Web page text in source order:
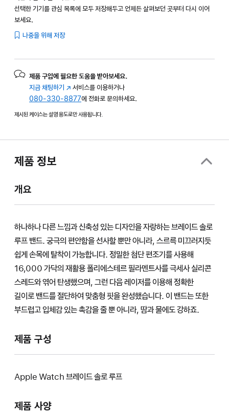
선택한 기기를 관심 목록에 모두 저장해두고 언제든 살펴보던 곳부터 다시 이어
보세요.
나중을 위해 저장
제품 구입에 필요한 도움을 받아보세요.
지금 채팅하기 (새
창에서
열림)
서비스를 이용하거나
080-330-8877에 전화로 문의하세요.
제시된 케이스는 설명 용도로만 사용됩니다.
제품 정보
개요
하나하나 다른 느낌과 신축성 있는 디자인을 자랑하는 브레이드 솔로
루프 밴드. 궁극의 편안함을 선사할 뿐만 아니라, 스르륵 미끄러지듯
쉽게 손목에 탈착이 가능합니다. 정밀한 첨단 편조기를 사용해
16,000 가닥의 재활용 폴리에스테르 필라멘트사를 극세사 실리콘
스레드와 엮어 탄생했으며, 그런 다음 레이저를 이용해 정확한
길이로 밴드를 절단하여 맞춤형 핏을 완성했습니다. 이 밴드는 또한
부드럽고 입체감 있는 촉감을 줄 뿐 아니라, 땀과 물에도 강하죠.
제품 구성
Apple Watch 브레이드 솔로 루프
제품 사양